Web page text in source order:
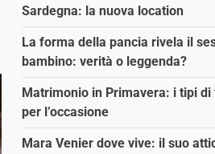
Sardegna: la nuova location
La forma della pancia rivela il
bambino: verità o leggenda?
Matrimonio in Primavera: i tipi
per l’occasione
Mara Venier dove vive: il suo